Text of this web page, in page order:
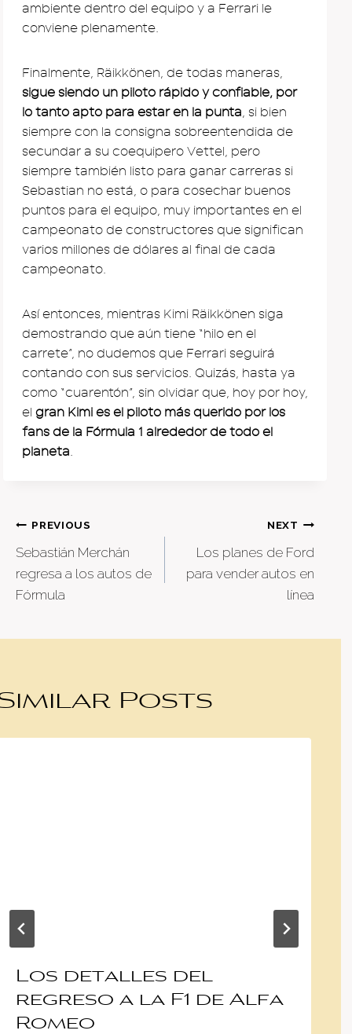
ambiente dentro del equipo y a Ferrari le
conviene plenamente.
Finalmente, Räikkönen, de todas maneras,
sigue siendo un piloto rápido y confiable, por
lo tanto apto para estar en la punta, si bien
siempre con la consigna sobreentendida de
secundar a su coequipero Vettel, pero
siempre también listo para ganar carreras si
Sebastian no está, o para cosechar buenos
puntos para el equipo, muy importantes en el
campeonato de constructores que significan
varios millones de dólares al final de cada
campeonato.
Así entonces, mientras Kimi Räikkönen siga
demostrando que aún tiene “hilo en el
carrete”, no dudemos que Ferrari seguirá
contando con sus servicios. Quizás, hasta ya
como “cuarentón”, sin olvidar que, hoy por hoy,
el gran Kimi es el piloto más querido por los
fans de la Fórmula 1 alrededor de todo el
planeta.
Post
navigation
PREVIOUS
Sebastián Merchán
regresa a los autos de
Fórmula
NEXT
Los planes de Ford
para vender autos en
línea
Posts
Los detalles del
regreso a la F1 de Alfa
Romeo